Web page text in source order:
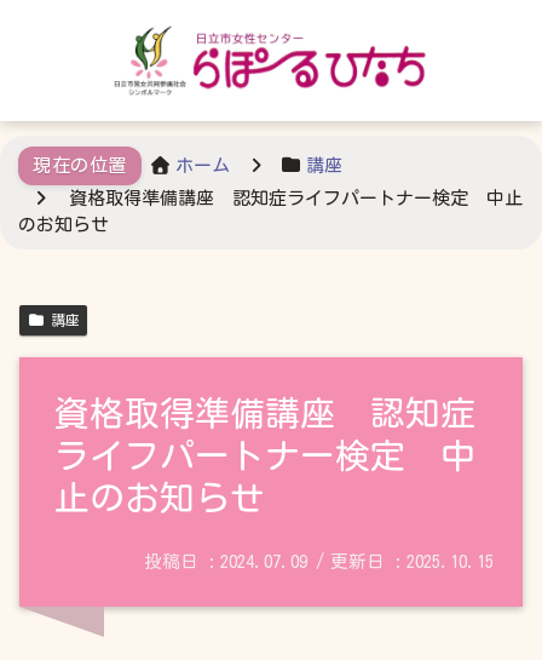
ホーム
講座
資格取得準備講座 認知症ライフパートナー検定 中止
のお知らせ
講座
資格取得準備講座 認知症
ライフパートナー検定 中
止のお知らせ
2024.07.09 2025.10.15